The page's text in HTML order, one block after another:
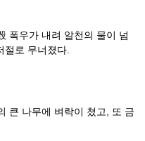
폭우가 내려 알천의 물이 넘
절로 무너졌다.
큰 나무에 벼락이 쳤고, 또 금